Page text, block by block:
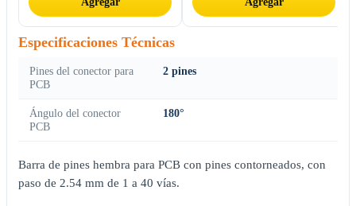
Especificaciones Técnicas
Pines del conector para
PCB
2 pines
Ángulo del conector
PCB
180°
Barra de pines hembra para PCB con pines contorneados, con
paso de 2.54 mm de 1 a 40 vías.